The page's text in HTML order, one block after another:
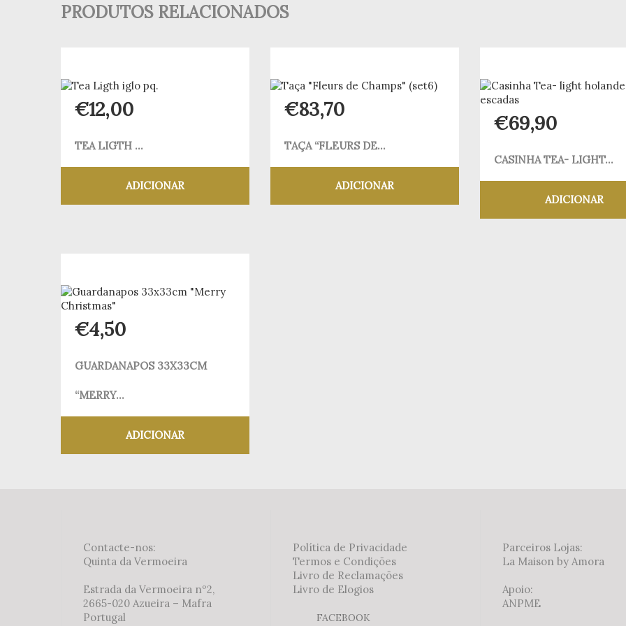
PRODUTOS RELACIONADOS
€12,00
TEA LIGTH ...
ADICIONAR
€83,70
TAÇA “FLEURS DE...
ADICIONAR
€69,90
CASINHA TEA- LIGHT...
ADICIONAR
€4,50
GUARDANAPOS 33X33CM
“MERRY...
ADICIONAR
Contacte-nos:
Quinta da Vermoeira
Estrada da Vermoeira nº2,
2665-020 Azueira – Mafra
Portugal
Política de Privacidade
Termos e Condições
Livro de Reclamações
Livro de Elogios
FACEBOOK
Parceiros Lojas:
La Maison by Amora
Apoio:
ANPME